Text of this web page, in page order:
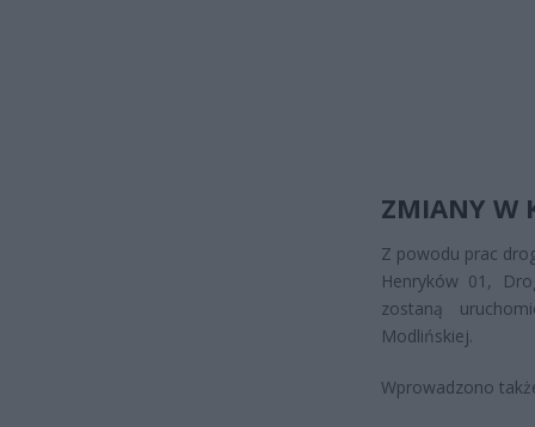
ZMIANY W
Z powodu prac
Henryków 01,
zostaną
Modlińskiej.
Wprowadzono